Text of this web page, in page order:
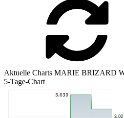
Aktuelle Charts MARIE BRIZARD
5-Tage-Chart